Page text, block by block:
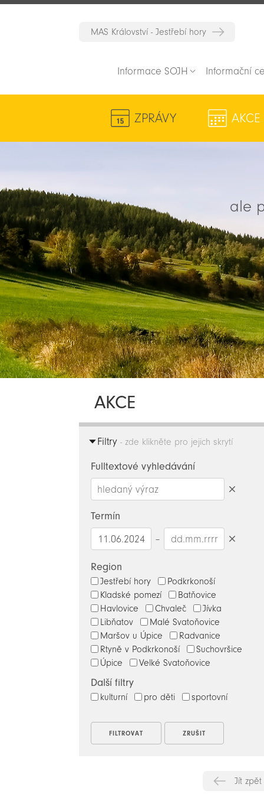
MAS Království - Jestřebí hory
Informace SOJH Informační
ZPRÁVY AKCE
ale
AKCE
Filtry - zde klikněte pro jejich skrytí
Fulltextové vyhledávání
Termín
–
Region
Jestřebí hory
Podkrkonoší
Kladské pomezí
Batňovice
Havlovice
Chvaleč
Jívka
Libňatov
Malé Svatoňovice
Maršov u Úpice
Radvanice
Rtyně v Podkrkonoší
Suchovršice
Úpice
Velké Svatoňovice
Další filtry
kulturní pro děti sportovní
Jít zpět